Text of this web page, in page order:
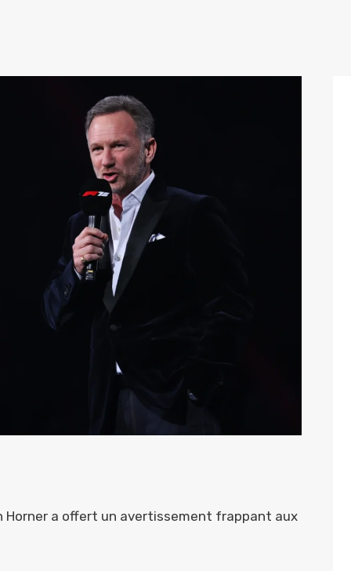
Horner a offert un avertissement frappant aux